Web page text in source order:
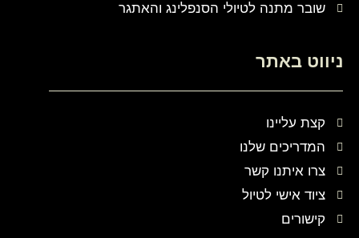
שובר מתנה לטיולי הסנפלינג והאתגר
ניווט באתר
קצת עליינו
המדריכים שלנו
צרו איתנו קשר
ציוד אישי לטיול
קישורים